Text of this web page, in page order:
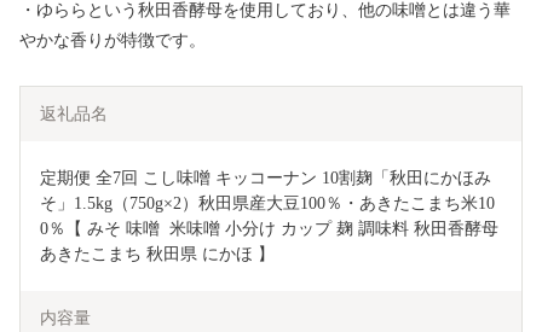
・ゆららという秋田香酵母を使用しており、他の味噌とは違う華
やかな香りが特徴です。
返礼品名
定期便 全7回 こし味噌 キッコーナン 10割麹「秋田にかほみ
そ」1.5kg（750g×2）秋田県産大豆100％・あきたこまち米10
0％【 みそ 味噌  米味噌 小分け カップ 麹 調味料 秋田香酵母
あきたこまち 秋田県 にかほ 】
内容量